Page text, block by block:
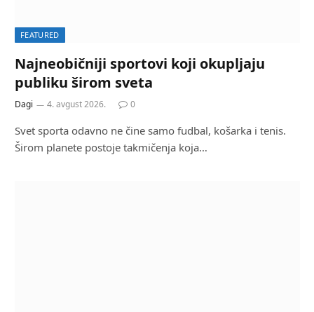
FEATURED
Najneobičniji sportovi koji okupljaju
publiku širom sveta
Dagi 4. avgust 2026. 0
Svet sporta odavno ne čine samo fudbal, košarka i tenis.
Širom planete postoje takmičenja koja…